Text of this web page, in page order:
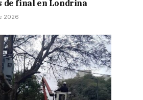
de final en Londrina
2026